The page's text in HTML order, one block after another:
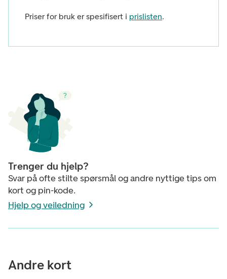
Priser for bruk er spesifisert i prislisten.
Trenger du hjelp?
Svar på ofte stilte spørsmål og andre nyttige tips om
kort og pin-kode.
Hjelp og veiledning
Andre kort